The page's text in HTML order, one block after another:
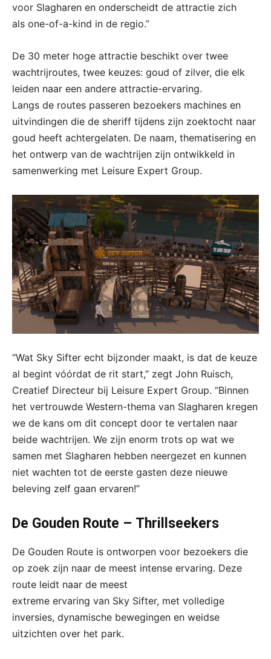
voor Slagharen en onderscheidt de attractie zich
als one-of-a-kind in de regio.”
De 30 meter hoge attractie beschikt over twee
wachtrijroutes, twee keuzes: goud of zilver, die elk
leiden naar een andere attractie-ervaring.
Langs de routes passeren bezoekers machines en
uitvindingen die de sheriff tijdens zijn zoektocht naar
goud heeft achtergelaten. De naam, thematisering en
het ontwerp van de wachtrijen zijn ontwikkeld in
samenwerking met Leisure Expert Group.
“Wat Sky Sifter echt bijzonder maakt, is dat de keuze
al begint vóórdat de rit start,” zegt John Ruisch,
Creatief Directeur bij Leisure Expert Group. “Binnen
het vertrouwde Western-thema van Slagharen kregen
we de kans om dit concept door te vertalen naar
beide wachtrijen. We zijn enorm trots op wat we
samen met Slagharen hebben neergezet en kunnen
niet wachten tot de eerste gasten deze nieuwe
beleving zelf gaan ervaren!’’
De Gouden Route – Thrillseekers
De Gouden Route is ontworpen voor bezoekers die
op zoek zijn naar de meest intense ervaring. Deze
route leidt naar de meest
extreme ervaring van Sky Sifter, met volledige
inversies, dynamische bewegingen en weidse
uitzichten over het park.